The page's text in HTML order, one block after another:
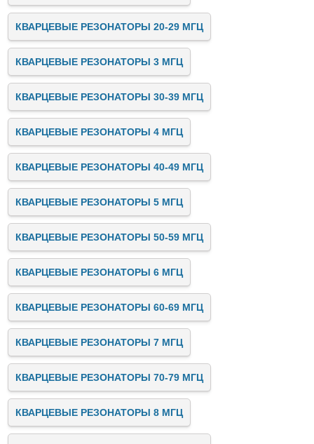
КВАРЦЕВЫЕ РЕЗОНАТОРЫ 20-29 МГЦ
КВАРЦЕВЫЕ РЕЗОНАТОРЫ 3 МГЦ
КВАРЦЕВЫЕ РЕЗОНАТОРЫ 30-39 МГЦ
КВАРЦЕВЫЕ РЕЗОНАТОРЫ 4 МГЦ
КВАРЦЕВЫЕ РЕЗОНАТОРЫ 40-49 МГЦ
КВАРЦЕВЫЕ РЕЗОНАТОРЫ 5 МГЦ
КВАРЦЕВЫЕ РЕЗОНАТОРЫ 50-59 МГЦ
КВАРЦЕВЫЕ РЕЗОНАТОРЫ 6 МГЦ
КВАРЦЕВЫЕ РЕЗОНАТОРЫ 60-69 МГЦ
КВАРЦЕВЫЕ РЕЗОНАТОРЫ 7 МГЦ
КВАРЦЕВЫЕ РЕЗОНАТОРЫ 70-79 МГЦ
КВАРЦЕВЫЕ РЕЗОНАТОРЫ 8 МГЦ